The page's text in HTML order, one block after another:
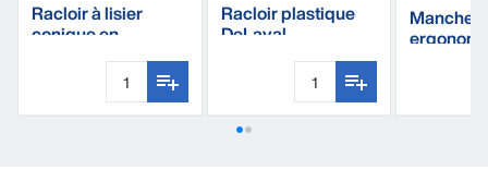
Racloir à lisier
conique en
Racloir plastique
DeLaval
Manche